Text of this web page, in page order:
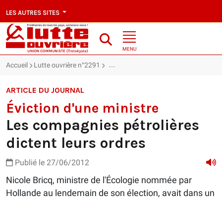
LES AUTRES SITES
MENU
Accueil Lutte ouvrière n°2291 Éviction d'une ministre : Les
ARTICLE DU JOURNAL
Éviction d'une ministre
Les compagnies pétrolières
dictent leurs ordres
Publié le 27/06/2012
Nicole Bricq, ministre de l'Écologie nommée par
Hollande au lendemain de son élection, avait dans un